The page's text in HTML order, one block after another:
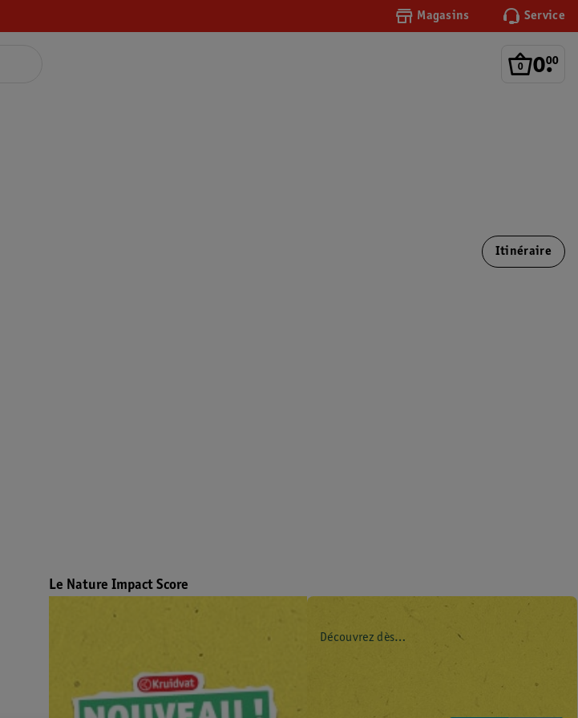
Magasins Service
0.
00
Itinéraire
Le Nature Impact Score
Découvrez dès